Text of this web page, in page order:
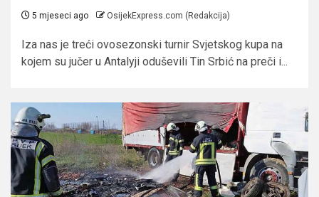
5 mjeseci ago OsijekExpress.com (Redakcija)
Iza nas je treći ovosezonski turnir Svjetskog kupa na
kojem su jučer u Antalyji oduševili Tin Srbić na preči i...